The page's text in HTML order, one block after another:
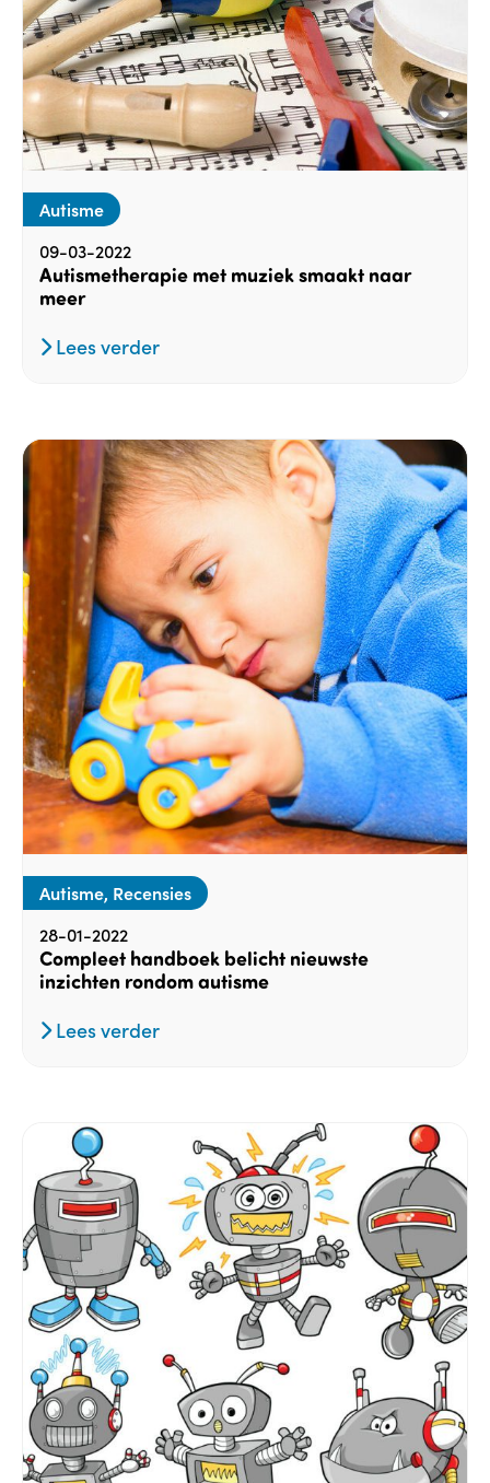
Autisme
09-03-2022
Autismetherapie met muziek smaakt naar
meer
Lees verder
Autisme, Recensies
28-01-2022
Compleet handboek belicht nieuwste
inzichten rondom autisme
Lees verder